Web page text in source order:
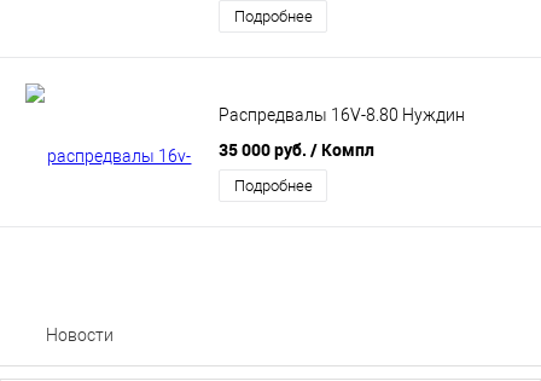
Подробнее
Распредвалы 16V-8.80 Нуждин
35 000 руб. / Компл
Подробнее
Новости